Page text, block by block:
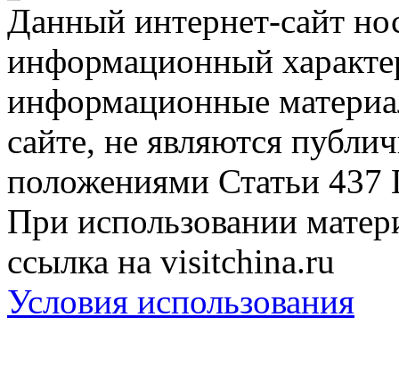
Данный интернет-сайт
информационный
информационные
сайте, не являются
положениями Статьи 437
При использовании
ссылка на visitchina.ru
Условия использования